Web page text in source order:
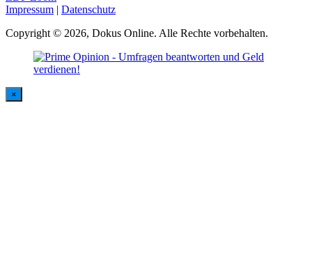
Impressum | Datenschutz
Copyright © 2026, Dokus Online. Alle Rechte vorbehalten.
×